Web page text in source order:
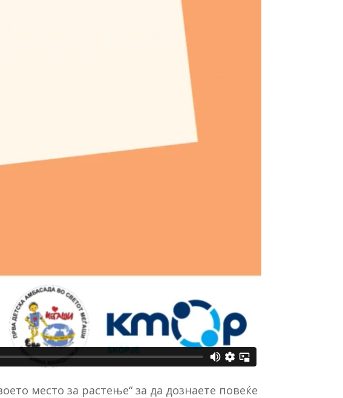
место за растење“ за да дознаете повеќе